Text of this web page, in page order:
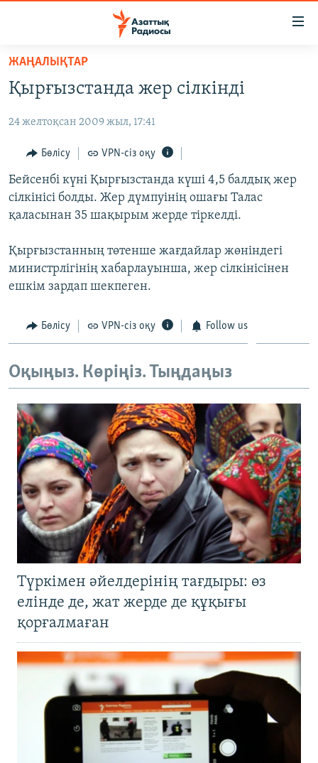
Skip
main
Skip
Navigation
Skip
to
САЯСАТ
AZATTYQTV
ҚАҢТАР ОҚИҒАСЫ
АДАМ ҚҰҚЫҚТАРЫ
ӘЛЕУМЕТ
АРНАЙЫ ЖОБАЛАР
Русский
ЖАЗЫЛЫҢЫЗ
ЖАҢАЛЫҚТАР
Қырғызстанда жер сілкінді
24 желтоқсан 2009 жыл, 17:41
Бөлісу VPN-сіз оқу
Бейсенбі күні Қырғызстанда күші 4,5 балдық жер
сілкінісі болды. Жер дүмпуінің ошағы Талас
қаласынан 35 шақырым жерде тіркелді.
Қырғызстанның төтенше жағдайлар жөніндегі
министрлігінің хабарлауынша, жер сілкінісінен
ешкім зардап шекпеген.
Бөлісу VPN-сіз оқу Follow us
Оқыңыз. Көріңіз. Тыңдаңыз
Түркімен әйелдерінің тағдыры: өз
елінде де, жат жерде де құқығы
қорғалмаған